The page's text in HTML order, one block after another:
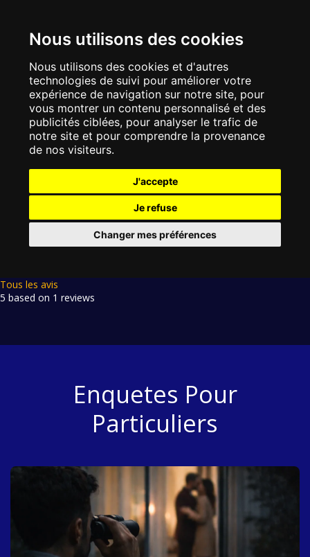
Nous utilisons des cookies
Nous utilisons des cookies et d'autres
technologies de suivi pour améliorer votre
expérience de navigation sur notre site, pour
vous montrer un contenu personnalisé et des
publicités ciblées, pour analyser le trafic de
notre site et pour comprendre la provenance
de nos visiteurs.
J'accepte
Je refuse
Changer mes préférences
Tous les avis
5 based on 1 reviews
Enquetes Pour
Particuliers